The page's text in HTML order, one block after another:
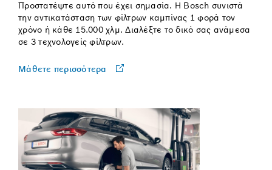
Προστατέψτε αυτό που έχει σημασία. Η Bosch συνιστά
την αντικατάσταση των φίλτρων καμπίνας 1 φορά τον
χρόνο ή κάθε 15.000 χλμ. Διαλέξτε το δικό σας ανάμεσα
σε 3 τεχνολογείς φίλτρων.
Μάθετε περισσότερα